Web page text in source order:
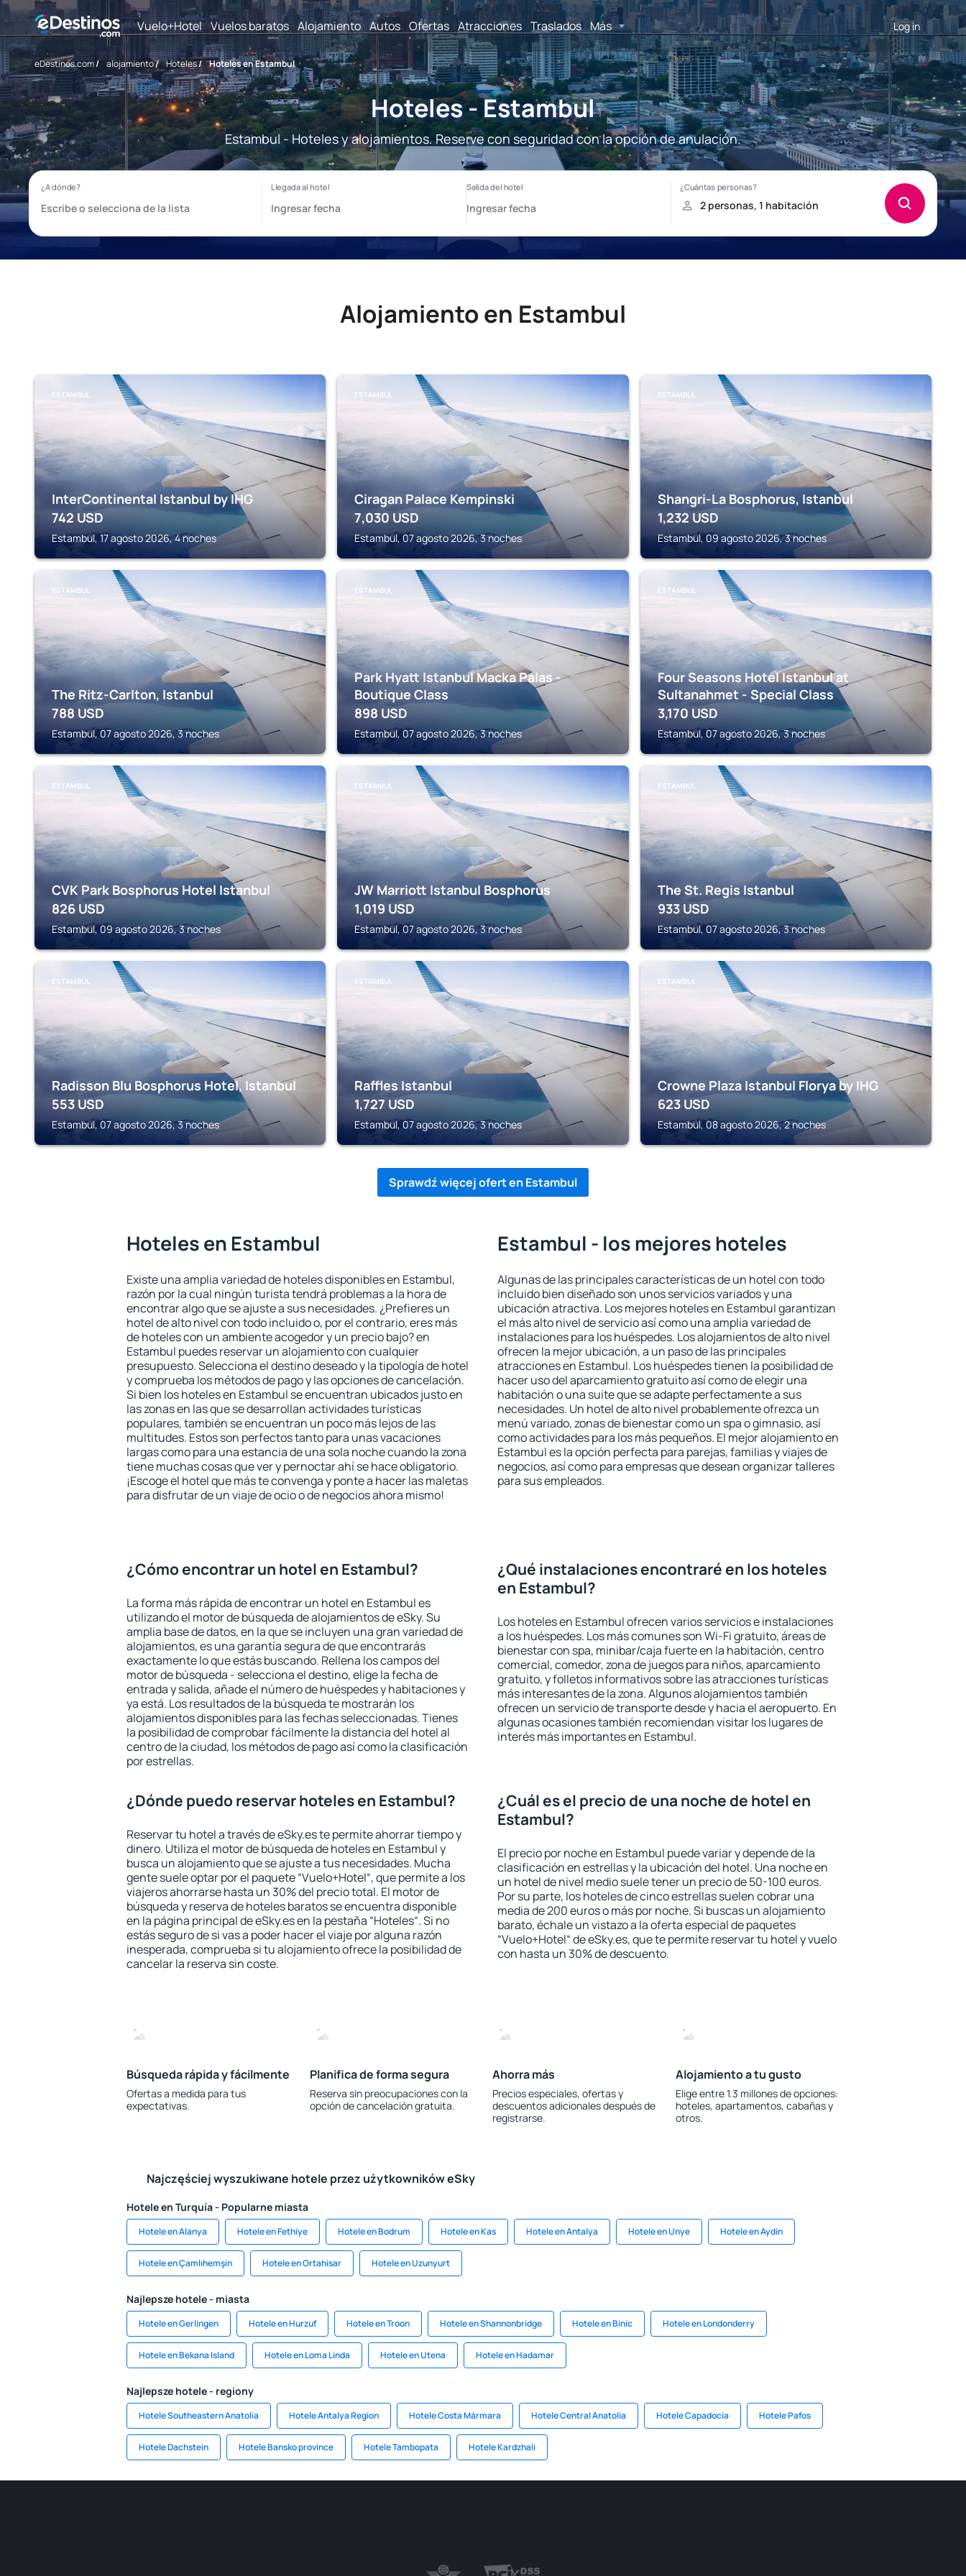
Vuelo+Hotel Vuelos baratos Alojamiento Autos Ofertas Atracciones Traslados Más Log in
eDestinos.com/ alojamiento/ Hoteles/ Hoteles en Estambul
Hoteles - Estambul
Estambul - Hoteles y alojamientos. Reserve con seguridad con la opción de anulación.
Alojamiento en Estambul
ESTAMBUL
InterContinental Istanbul by IHG
742 USD
Estambul, 17 agosto 2026, 4 noches
ESTAMBUL
Ciragan Palace Kempinski
7,030 USD
Estambul, 07 agosto 2026, 3 noches
ESTAMBUL
Shangri-La Bosphorus, Istanbul
1,232 USD
Estambul, 09 agosto 2026, 3 noches
ESTAMBUL
The Ritz-Carlton, Istanbul
788 USD
Estambul, 07 agosto 2026, 3 noches
ESTAMBUL
Park Hyatt Istanbul Macka Palas -
Boutique Class
898 USD
Estambul, 07 agosto 2026, 3 noches
ESTAMBUL
Four Seasons Hotel Istanbul at
Sultanahmet - Special Class
3,170 USD
Estambul, 07 agosto 2026, 3 noches
ESTAMBUL
CVK Park Bosphorus Hotel Istanbul
826 USD
Estambul, 09 agosto 2026, 3 noches
ESTAMBUL
JW Marriott Istanbul Bosphorus
1,019 USD
Estambul, 07 agosto 2026, 3 noches
ESTAMBUL
The St. Regis Istanbul
933 USD
Estambul, 07 agosto 2026, 3 noches
ESTAMBUL
Radisson Blu Bosphorus Hotel, Istanbul
553 USD
Estambul, 07 agosto 2026, 3 noches
ESTAMBUL
Raffles Istanbul
1,727 USD
Estambul, 07 agosto 2026, 3 noches
ESTAMBUL
Crowne Plaza Istanbul Florya by IHG
623 USD
Estambul, 08 agosto 2026, 2 noches
Sprawdź więcej ofert en Estambul
Hoteles en Estambul
Existe una amplia variedad de hoteles disponibles en Estambul,
razón por la cual ningún turista tendrá problemas a la hora de
encontrar algo que se ajuste a sus necesidades. ¿Prefieres un
hotel de alto nivel con todo incluido o, por el contrario, eres más
de hoteles con un ambiente acogedor y un precio bajo? en
Estambul puedes reservar un alojamiento con cualquier
presupuesto. Selecciona el destino deseado y la tipología de hotel
y comprueba los métodos de pago y las opciones de cancelación.
Si bien los hoteles en Estambul se encuentran ubicados justo en
las zonas en las que se desarrollan actividades turísticas
populares, también se encuentran un poco más lejos de las
multitudes. Estos son perfectos tanto para unas vacaciones
largas como para una estancia de una sola noche cuando la zona
tiene muchas cosas que ver y pernoctar ahí se hace obligatorio.
¡Escoge el hotel que más te convenga y ponte a hacer las maletas
para disfrutar de un viaje de ocio o de negocios ahora mismo!
Estambul - los mejores hoteles
Algunas de las principales características de un hotel con todo
incluido bien diseñado son unos servicios variados y una
ubicación atractiva. Los mejores hoteles en Estambul garantizan
el más alto nivel de servicio así como una amplia variedad de
instalaciones para los huéspedes. Los alojamientos de alto nivel
ofrecen la mejor ubicación, a un paso de las principales
atracciones en Estambul. Los huéspedes tienen la posibilidad de
hacer uso del aparcamiento gratuito así como de elegir una
habitación o una suite que se adapte perfectamente a sus
necesidades. Un hotel de alto nivel probablemente ofrezca un
menú variado, zonas de bienestar como un spa o gimnasio, así
como actividades para los más pequeños. El mejor alojamiento en
Estambul es la opción perfecta para parejas, familias y viajes de
negocios, así como para empresas que desean organizar talleres
para sus empleados.
¿Cómo encontrar un hotel en Estambul?
La forma más rápida de encontrar un hotel en Estambul es
utilizando el motor de búsqueda de alojamientos de eSky. Su
amplia base de datos, en la que se incluyen una gran variedad de
alojamientos, es una garantía segura de que encontrarás
exactamente lo que estás buscando. Rellena los campos del
motor de búsqueda - selecciona el destino, elige la fecha de
entrada y salida, añade el número de huéspedes y habitaciones y
ya está. Los resultados de la búsqueda te mostrarán los
alojamientos disponibles para las fechas seleccionadas. Tienes
la posibilidad de comprobar fácilmente la distancia del hotel al
centro de la ciudad, los métodos de pago así como la clasificación
por estrellas.
¿Qué instalaciones encontraré en los hoteles
en Estambul?
Los hoteles en Estambul ofrecen varios servicios e instalaciones
a los huéspedes. Los más comunes son Wi-Fi gratuito, áreas de
bienestar con spa, minibar/caja fuerte en la habitación, centro
comercial, comedor, zona de juegos para niños, aparcamiento
gratuito, y folletos informativos sobre las atracciones turísticas
más interesantes de la zona. Algunos alojamientos también
ofrecen un servicio de transporte desde y hacia el aeropuerto. En
algunas ocasiones también recomiendan visitar los lugares de
interés más importantes en Estambul.
¿Dónde puedo reservar hoteles en Estambul?
Reservar tu hotel a través de eSky.es te permite ahorrar tiempo y
dinero. Utiliza el motor de búsqueda de hoteles en Estambul y
busca un alojamiento que se ajuste a tus necesidades. Mucha
gente suele optar por el paquete “Vuelo+Hotel“, que permite a los
viajeros ahorrarse hasta un 30% del precio total. El motor de
búsqueda y reserva de hoteles baratos se encuentra disponible
en la página principal de eSky.es en la pestaña “Hoteles“. Si no
estás seguro de si vas a poder hacer el viaje por alguna razón
inesperada, comprueba si tu alojamiento ofrece la posibilidad de
cancelar la reserva sin coste.
¿Cuál es el precio de una noche de hotel en
Estambul?
El precio por noche en Estambul puede variar y depende de la
clasificación en estrellas y la ubicación del hotel. Una noche en
un hotel de nivel medio suele tener un precio de 50-100 euros.
Por su parte, los hoteles de cinco estrellas suelen cobrar una
media de 200 euros o más por noche. Si buscas un alojamiento
barato, échale un vistazo a la oferta especial de paquetes
“Vuelo+Hotel“ de eSky.es, que te permite reservar tu hotel y vuelo
con hasta un 30% de descuento.
Búsqueda rápida y fácilmente
Ofertas a medida para tus
expectativas.
Planifica de forma segura
Reserva sin preocupaciones con la
opción de cancelación gratuita.
Ahorra más
Precios especiales, ofertas y
descuentos adicionales después de
registrarse.
Alojamiento a tu gusto
Elige entre 1.3 millones de opciones:
hoteles, apartamentos, cabañas y
otros.
Najczęściej wyszukiwane hotele przez użytkowników eSky
Hotele en Turquía - Popularne miasta
Hotele en Alanya Hotele en Fethiye Hotele en Bodrum Hotele en Kas Hotele en Antalya Hotele en Unye Hotele en Aydin
Hotele en Çamlıhemşin Hotele en Ortahisar Hotele en Uzunyurt
Najlepsze hotele - miasta
Hotele en Gerlingen Hotele en Hurzuf Hotele en Troon Hotele en Shannonbridge Hotele en Binic Hotele en Londonderry
Hotele en Bekana Island Hotele en Loma Linda Hotele en Utena Hotele en Hadamar
Najlepsze hotele - regiony
Hotele Southeastern Anatolia Hotele Antalya Region Hotele Costa Mármara Hotele Central Anatolia Hotele Capadocia Hotele Pafos
Hotele Dachstein Hotele Bansko province Hotele Tambopata Hotele Kardzhali